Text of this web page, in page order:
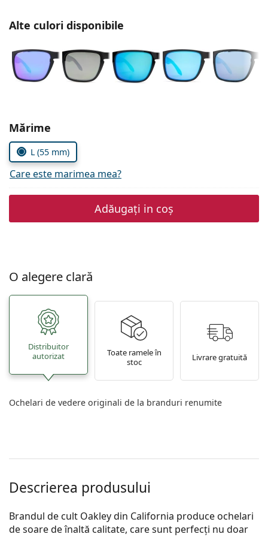
Prada
Toate mărcile
Alte culori disponibile
Alegeți parametrii
Mărime
L (55 mm)
Care este marimea mea?
Adăugați in coș
O alegere clară
Distribuitor
autorizat
Toate ramele în
stoc
Livrare gratuită
Ochelari de vedere originali de la branduri renumite
Descrierea produsului
Brandul de cult Oakley din California produce ochelari
de soare de înaltă calitate, care sunt perfecți nu doar